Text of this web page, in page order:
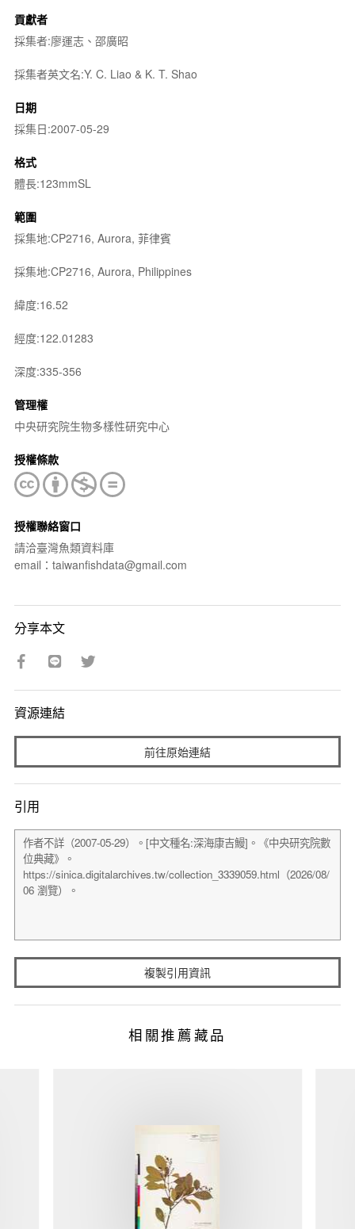
貢獻者
採集者:廖運志、邵廣昭
採集者英文名:Y. C. Liao & K. T. Shao
日期
採集日:2007-05-29
格式
體長:123mmSL
範圍
採集地:CP2716, Aurora, 菲律賓
採集地:CP2716, Aurora, Philippines
緯度:16.52
經度:122.01283
深度:335-356
管理權
中央研究院生物多樣性研究中心
授權條款
授權聯絡窗口
請洽臺灣魚類資料庫
email：taiwanfishdata@gmail.com
分享本文
資源連結
前往原始連結
引用
複製引用資訊
相關推薦藏品